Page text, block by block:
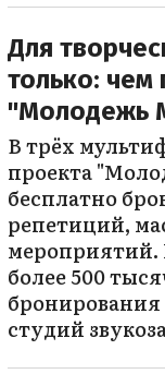
Для
только: чем
"Молодежь
В трёх
проекта
бесплатно
репетиций,
более 500
студий